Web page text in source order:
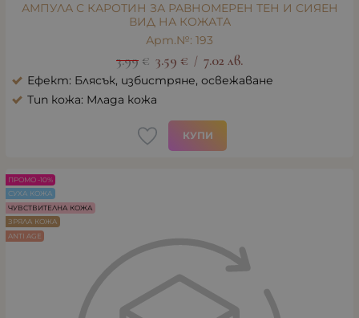
АМПУЛА С КАРОТИН ЗА РАВНОМЕРЕН ТЕН И СИЯЕН
ВИД НА КОЖАТА
Арт.№: 193
3.99 € 3.59 € / 7.02 лв.
Ефект: Блясък, избистряне, освежаване
Тип кожа: Млада кожа
КУПИ
ПРОМО -10%
СУХА КОЖА
ЧУВСТВИТЕЛНА КОЖА
ЗРЯЛА КОЖА
ANTI AGE